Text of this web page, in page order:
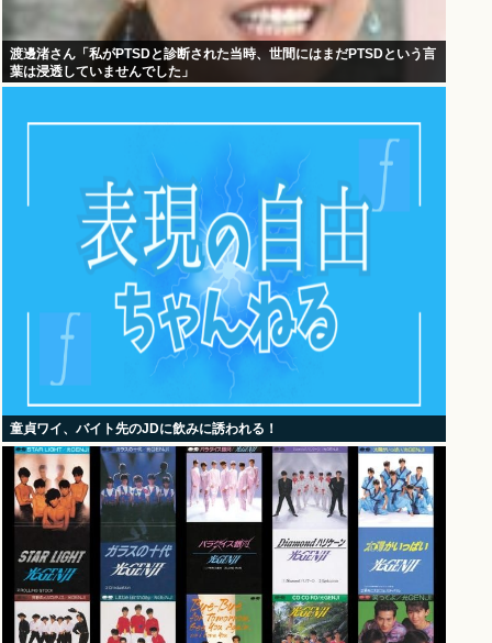
渡邊渚さん「私がPTSDと診断された当時、世間にはまだPTSDという言
葉は浸透していませんでした」
童貞ワイ、バイト先のJDに飲みに誘われる！